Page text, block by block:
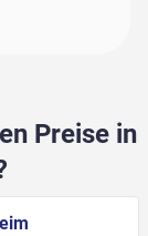
Preise in